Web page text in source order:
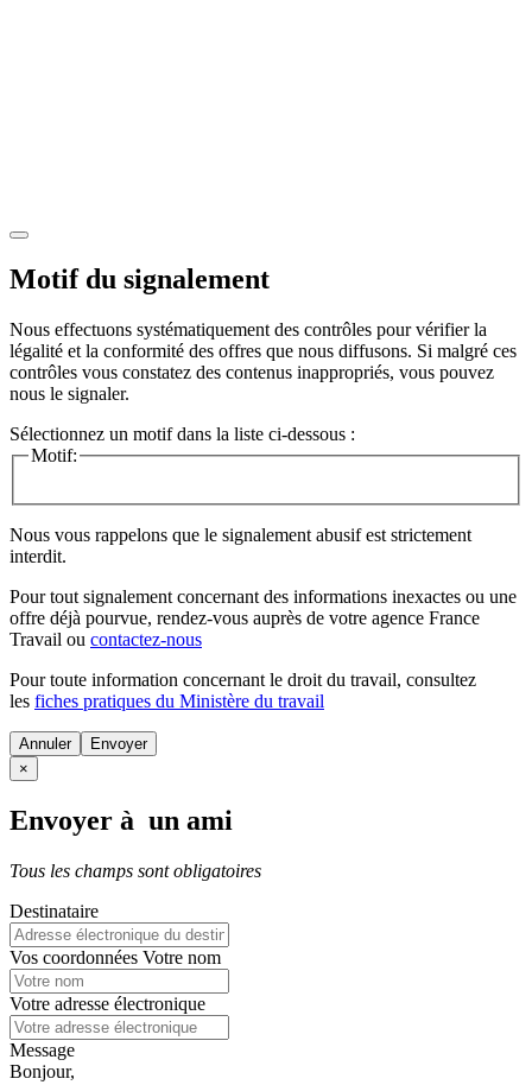
Motif du signalement
Nous effectuons systématiquement des contrôles pour vérifier la
légalité et la conformité des offres que nous diffusons. Si malgré ces
contrôles vous constatez des contenus inappropriés, vous pouvez
nous le signaler.
Sélectionnez un motif dans la liste ci-dessous :
Motif:
Nous vous rappelons que le signalement abusif est strictement
interdit.
Pour tout signalement concernant des informations inexactes ou une
offre déjà pourvue, rendez-vous auprès de votre agence France
Travail ou contactez-nous
Pour toute information concernant le droit du travail, consultez
les fiches pratiques du Ministère du travail
Annuler
×
Envoyer à un ami
Tous les champs sont obligatoires
Destinataire
Vos coordonnées Votre nom
Votre adresse électronique
Message
Bonjour,